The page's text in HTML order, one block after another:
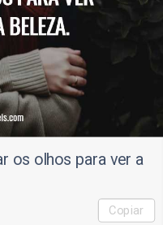
os olhos para ver a
Copiar